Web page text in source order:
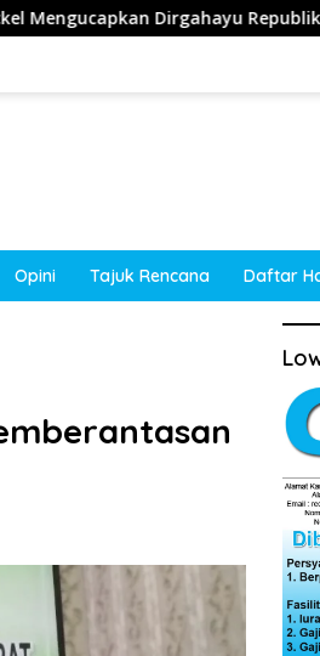
Republik Indonesia ke-81
Opini Tajuk Rencana Daftar